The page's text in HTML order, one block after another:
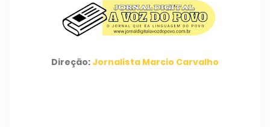
Direção: Jornalista Marcio Carvalho